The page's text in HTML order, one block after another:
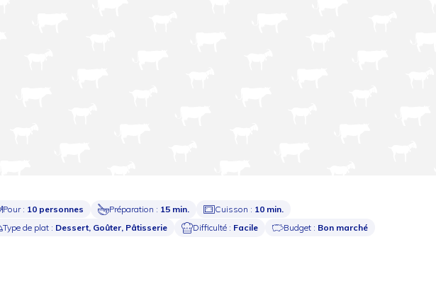
Pour : 10 personnes Préparation : 15 min. Cuisson : 10 min.
Type de plat : Dessert, Goûter, Pâtisserie Difficulté : Facile Budget : Bon marché